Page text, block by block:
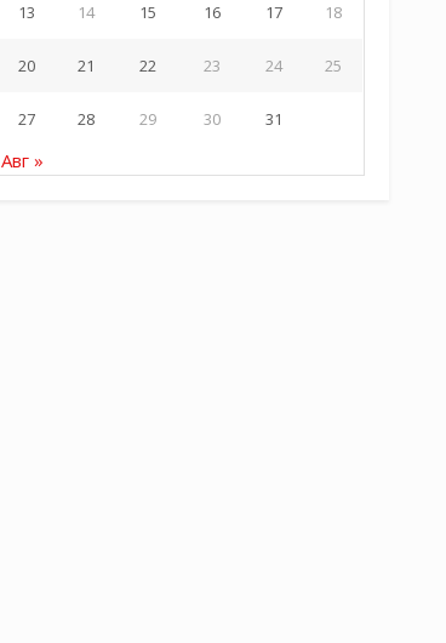
13 14 15 16 17 18
20 21 22 23 24 25
27 28 29 30 31
Авг »